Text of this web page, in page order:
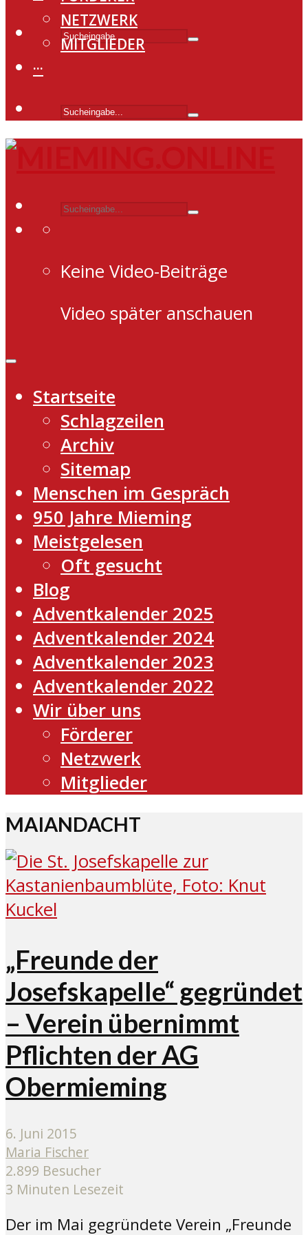
NETZWERK
MITGLIEDER
···
Keine Video-Beiträge
Video später anschauen
Startseite
Schlagzeilen
Archiv
Sitemap
Menschen im Gespräch
950 Jahre Mieming
Meistgelesen
Oft gesucht
Blog
Adventkalender 2025
Adventkalender 2024
Adventkalender 2023
Adventkalender 2022
Wir über uns
Förderer
Netzwerk
Mitglieder
MAIANDACHT
„Freunde der
Josefskapelle“ gegründet
– Verein übernimmt
Pflichten der AG
Obermieming
6. Juni 2015
Maria Fischer
2.899 Besucher
3 Minuten Lesezeit
Der im Mai gegründete Verein „Freunde